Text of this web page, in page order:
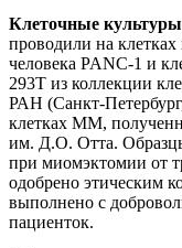
Клеточные
проводили на
человека PANC-1 и
293T из коллекции
РАН (Санкт-
клетках ММ,
им. Д.О. Отта.
при миомэктомии от
одобрено
выполнено с
пациенток.